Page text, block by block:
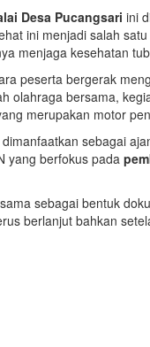
Desa Pucangsari ini
ini menjadi salah
menjaga kesehatan
peserta bergerak
olahraga bersama,
merupakan motor
sebagai
yang berfokus pada
sebagai bentuk
berlanjut bahkan